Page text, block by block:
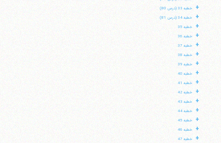
+ خطبه 33 (درس 80)
+ خطبه 34 (درس 81)
+ خطبه 35
+ خطبه 36
+ خطبه 37
+ خطبه 38
+ خطبه 39
+ خطبه 40
+ خطبه 41
+ خطبه 42
+ خطبه 43
+ خطبه 44
+ خطبه 45
+ خطبه 46
+ خطبه 47